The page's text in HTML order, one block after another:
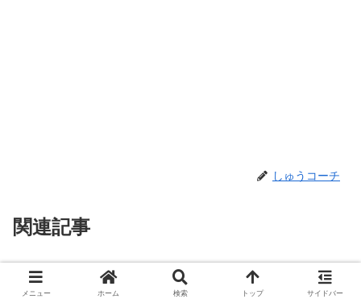
しゅうコーチ
関連記事
おすすめ
「08003007936/0800-300-
7936」からの着信はどこから？
メニュー ホーム 検索 トップ サイドバー